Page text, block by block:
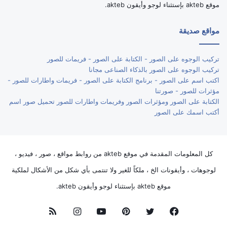
موقع akteb بإستثناء لوجو وأيقون akteb.
مواقع صديقة
تركيب الوجوه على الصور - الكتابة على الصور - فريمات للصور
تركيب الوجوه على الصور بالذكاء الصناعى مجانا
اكتب اسم على الصور - برنامج الكتابة على الصور - فريمات واطارات للصور -
مؤثرات للصور - صورتنا
الكتابة على الصور ومؤثرات الصور وفريمات واطارات للصور تحميل صور اسم
أكتب اسمك على الصور
كل المعلومات المقدمة في موقع akteb من روابط مواقع ، صور ، فيديو ،
لوجوهات ، وأيقونات الخ ، ملكاً للغير ولا تنتمى بأي شكل من الأشكال لملكية
موقع akteb بإستثناء لوجو وأيقون akteb.
فيسبوك تويتر بينتيريستيوتيوبانستقرامملخص